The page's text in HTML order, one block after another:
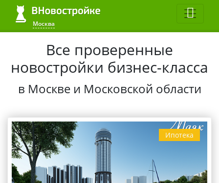
Москва
Все проверенные
новостройки бизнес-класса
в Москве и Московской области
Ипотека